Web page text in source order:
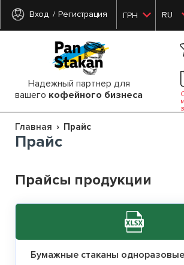
Вход Регистрация ГРН RU
Надежный партнер для
вашего кофейного бизнеса
Главная Прайс
Прайс
Прайсы продукции
Бумажные стаканы одноразовые